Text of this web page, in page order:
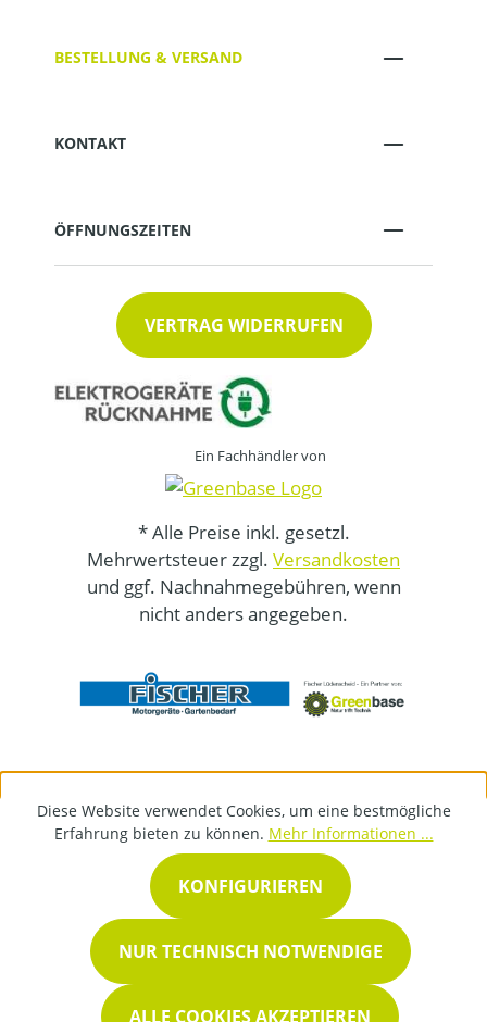
BESTELLUNG & VERSAND
KONTAKT
ÖFFNUNGSZEITEN
VERTRAG WIDERRUFEN
Ein Fachhändler von
* Alle Preise inkl. gesetzl.
Mehrwertsteuer zzgl. Versandkosten
und ggf. Nachnahmegebühren, wenn
nicht anders angegeben.
Diese Website verwendet Cookies, um eine bestmögliche
Erfahrung bieten zu können. Mehr Informationen ...
NUR TECHNISCH NOTWENDIGE
KONFIGURIEREN
ALLE COOKIES AKZEPTIEREN